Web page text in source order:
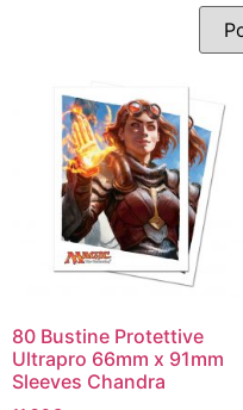
80 Bustine Protettive
Ultrapro 66mm x 91mm
Sleeves Chandra